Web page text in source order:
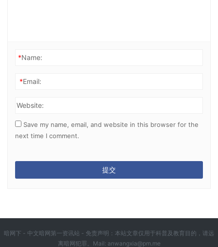
*Name:
*Email:
Website:
Save my name, email, and website in this browser for the
next time I comment.
暗网下 - 中文暗网第一资讯站 - 免责声明：本站文章仅用于科普及教育目的，请远
离暗网犯罪。Mail: anwangxia@pm.me